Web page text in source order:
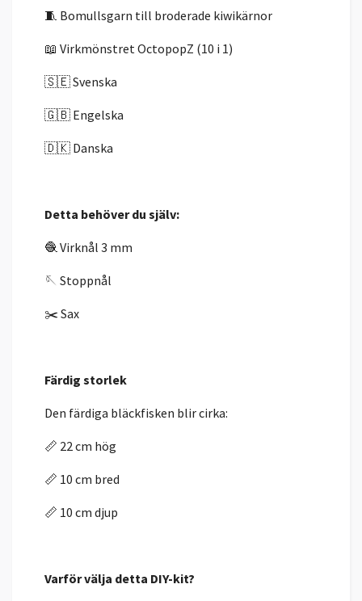
🧵 Bomullsgarn till broderade kiwikärnor
📖 Virkmönstret OctopopZ (10 i 1)
🇸🇪 Svenska
🇬🇧 Engelska
🇩🇰 Danska
Detta behöver du själv:
🧶 Virknål 3 mm
🪡 Stoppnål
✂️ Sax
Färdig storlek
Den färdiga bläckfisken blir cirka:
📏 22 cm hög
📏 10 cm bred
📏 10 cm djup
Varför välja detta DIY-kit?